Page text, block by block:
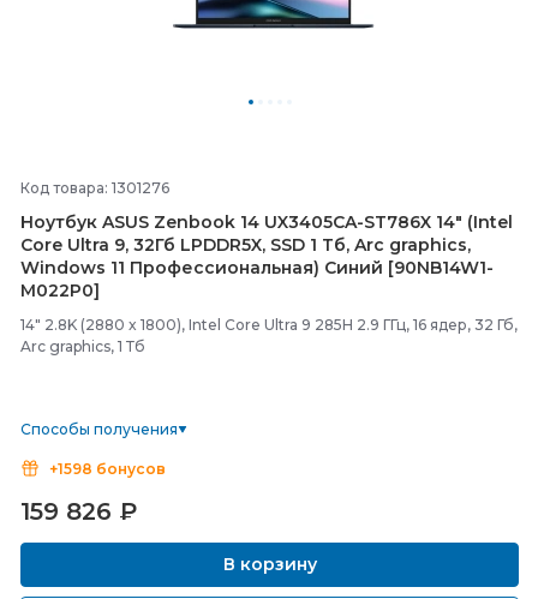
Код товара: 1301276
Ноутбук ASUS Zenbook 14 UX3405CA-ST786X 14" (Intel
Core Ultra 9, 32Гб LPDDR5X, SSD 1 Тб, Arc graphics,
Windows 11 Профессиональная) Синий [90NB14W1-
M022P0]
14" 2.8K (2880 x 1800), Intel Core Ultra 9 285H 2.9 ГГц, 16 ядер, 32 Гб,
Arc graphics, 1 Тб
Способы получения
+1598 бонусов
159 826 ₽
В корзину